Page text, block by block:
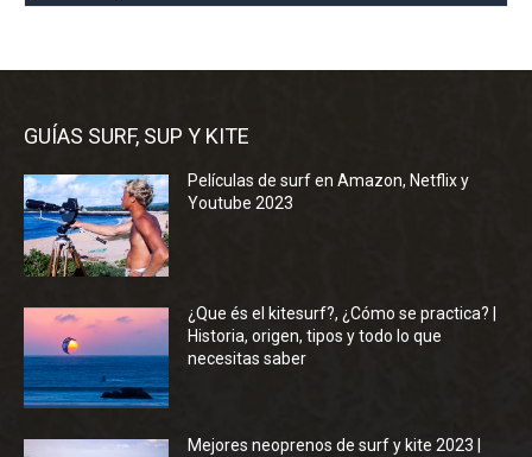
GUÍAS SURF, SUP Y KITE
Películas de surf en Amazon, Netflix y
Youtube 2023
¿Que és el kitesurf?, ¿Cómo se practica? |
Historia, origen, tipos y todo lo que
necesitas saber
Mejores neoprenos de surf y kite 2023 |